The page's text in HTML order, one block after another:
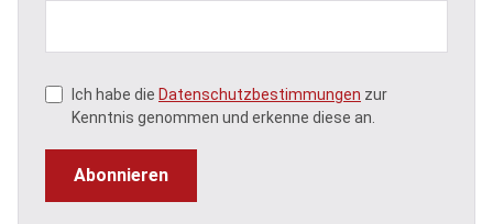
Ich habe die Datenschutzbestimmungen zur
Kenntnis genommen und erkenne diese an.
Abonnieren